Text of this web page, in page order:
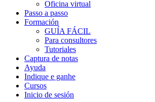
Oficina virtual
Passo a passo
Formación
GUÍA FÁCIL
Para consultores
Tutoriales
Captura de notas
Ayuda
Indique e ganhe
Cursos
Inicio de sesión